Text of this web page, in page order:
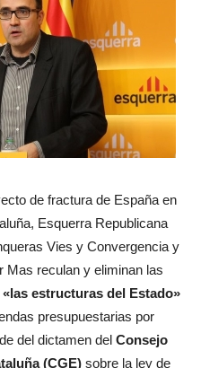
de fractura de España en
Esquerra Republicana
Vies y Convergencia y
Mas reculan y eliminan las
«las estructuras del Estado»
presupuestarias por
del dictamen del Consejo
(CGE) sobre la ley de